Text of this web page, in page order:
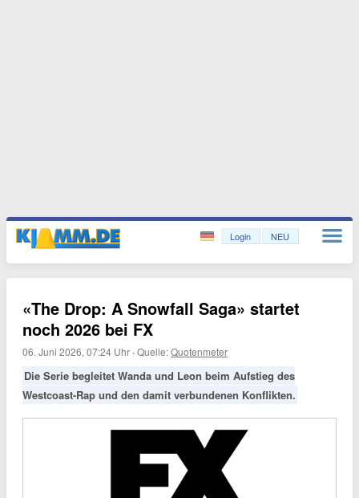
Login NEU
«The Drop: A Snowfall Saga» startet
noch 2026 bei FX
06. Juni 2026, 07:24 Uhr ·Quelle:Quotenmeter
Die Serie begleitet Wanda und Leon beim Aufstieg des
Westcoast-Rap und den damit verbundenen Konflikten.